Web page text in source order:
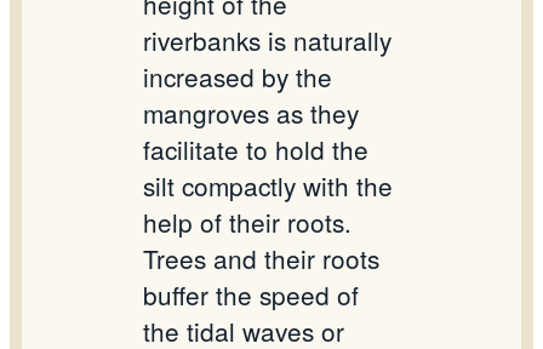
riverbanks is naturally
increased by the
mangroves as they
facilitate to hold the
silt compactly with the
help of their roots.
Trees and their roots
buffer the speed of
the tidal waves or